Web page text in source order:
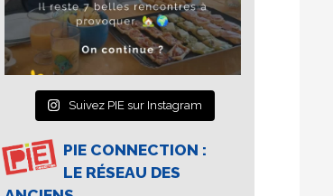
Suivez PIE sur Instagram
PIE CONNECTION :
LE RÉSEAU DES